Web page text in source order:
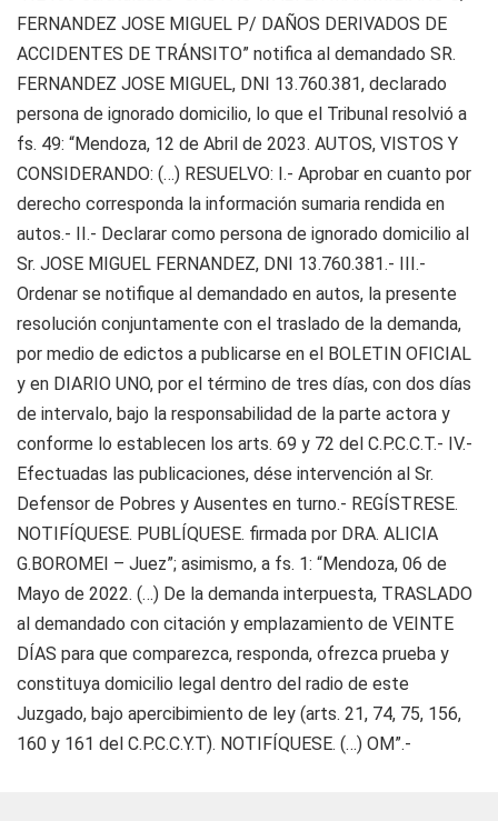
FERNANDEZ JOSE MIGUEL P/ DAÑOS DERIVADOS DE
ACCIDENTES DE TRÁNSITO” notifica al demandado SR.
FERNANDEZ JOSE MIGUEL, DNI 13.760.381, declarado
persona de ignorado domicilio, lo que el Tribunal resolvió a
fs. 49: “Mendoza, 12 de Abril de 2023. AUTOS, VISTOS Y
CONSIDERANDO: (…) RESUELVO: I.- Aprobar en cuanto por
derecho corresponda la información sumaria rendida en
autos.- II.- Declarar como persona de ignorado domicilio al
Sr. JOSE MIGUEL FERNANDEZ, DNI 13.760.381.- III.-
Ordenar se notifique al demandado en autos, la presente
resolución conjuntamente con el traslado de la demanda,
por medio de edictos a publicarse en el BOLETIN OFICIAL
y en DIARIO UNO, por el término de tres días, con dos días
de intervalo, bajo la responsabilidad de la parte actora y
conforme lo establecen los arts. 69 y 72 del C.P.C.C.T.- IV.-
Efectuadas las publicaciones, dése intervención al Sr.
Defensor de Pobres y Ausentes en turno.- REGÍSTRESE.
NOTIFÍQUESE. PUBLÍQUESE. firmada por DRA. ALICIA
G.BOROMEI – Juez”; asimismo, a fs. 1: “Mendoza, 06 de
Mayo de 2022. (…) De la demanda interpuesta, TRASLADO
al demandado con citación y emplazamiento de VEINTE
DÍAS para que comparezca, responda, ofrezca prueba y
constituya domicilio legal dentro del radio de este
Juzgado, bajo apercibimiento de ley (arts. 21, 74, 75, 156,
160 y 161 del C.P.C.C.Y.T). NOTIFÍQUESE. (…) OM”.-